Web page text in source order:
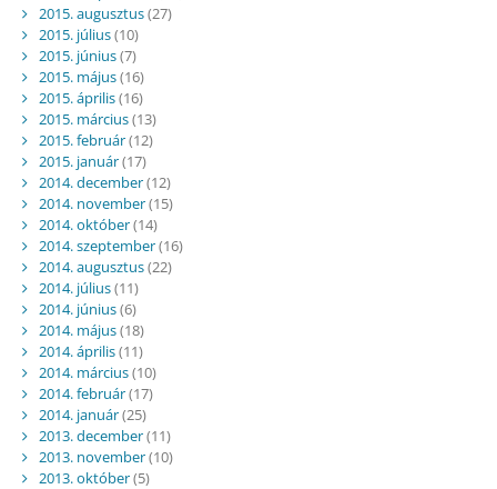
2015. augusztus(27)
2015. július(10)
2015. június(7)
2015. május(16)
2015. április(16)
2015. március(13)
2015. február(12)
2015. január(17)
2014. december(12)
2014. november(15)
2014. október(14)
2014. szeptember(16)
2014. augusztus(22)
2014. július(11)
2014. június(6)
2014. május(18)
2014. április(11)
2014. március(10)
2014. február(17)
2014. január(25)
2013. december(11)
2013. november(10)
2013. október(5)